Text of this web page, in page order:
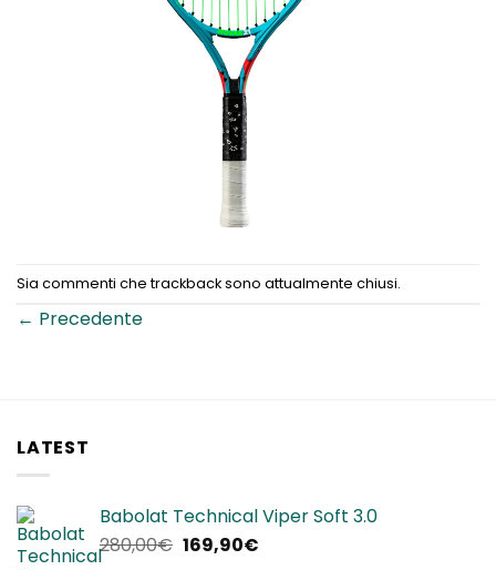
Sia commenti che trackback sono attualmente chiusi.
← Precedente
LATEST
Babolat Technical Viper Soft 3.0
280,00€ Il
169,90€Il